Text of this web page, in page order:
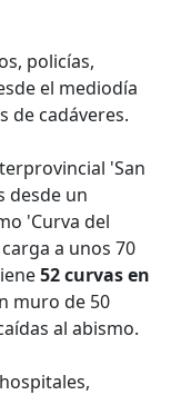
policías,
el mediodía
de cadáveres.
'San
desde un
'Curva del
a unos 70
52 curvas en
muro de 50
al abismo.